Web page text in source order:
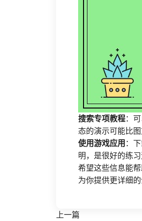
搜索专项教程：
态的演示可能比图
使用游戏应用 ：
明，是很好的练习
希望这些信息能
为你提供更详细的
上一篇